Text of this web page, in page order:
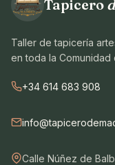
Tapicero
Taller de tapicería
en toda la Comunidad
+34 614 683 908
Calle Núñez de